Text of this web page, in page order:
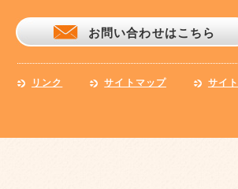
お問い合わせはこちら
リンク サイトマップ サイ